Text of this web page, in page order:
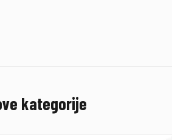
kategorije